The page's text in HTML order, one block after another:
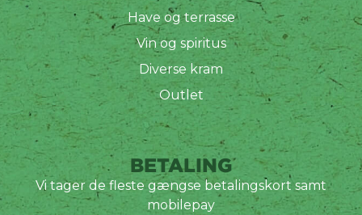
Have og terrasse
Vin og spiritus
Diverse kram
Outlet
BETALING
Vi tager de fleste gængse betalingskort samt
mobilepay